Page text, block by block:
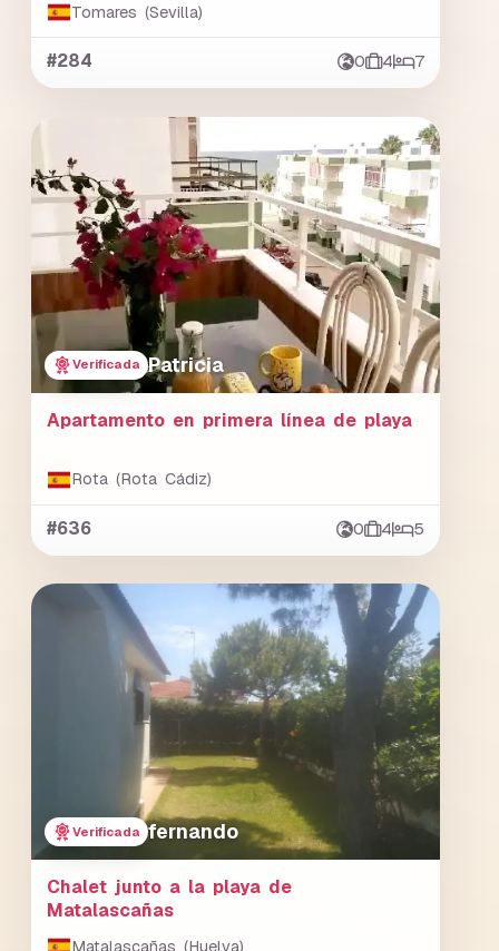
Tomares (Sevilla)
#284 0 4 7
Verificada Patricia
Apartamento en primera línea de playa
Rota (Rota Cádiz)
#636 0 4 5
Verificada fernando
Chalet junto a la playa de
Matalascañas
Matalascañas (Huelva)